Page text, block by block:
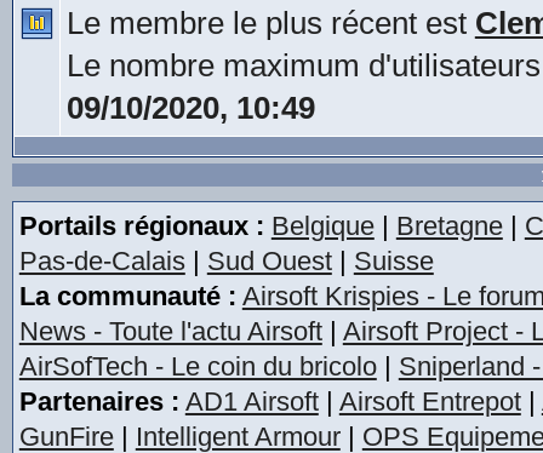
Le membre le plus récent est
Le nombre maximum
09/10/2020, 10:49
Portails régionaux : Belgique| Bretagne|
Pas-de-Calais| Sud Ouest| Suisse
La communauté : Airsoft Krispies - Le
News - Toute l'actu Airsoft| Airsoft Project -
AirSofTech - Le coin du bricolo| Sniperland
Partenaires : AD1 Airsoft| Airsoft Entrepot|
GunFire| Intelligent Armour| OPS